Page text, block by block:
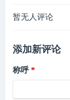
暂无人评论
添加新评论
称呼